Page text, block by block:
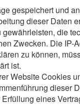
gespeichert und
dieser Daten
die
Zwecken. Die
zu können,
ist.
Website Cookies
dieser
eines